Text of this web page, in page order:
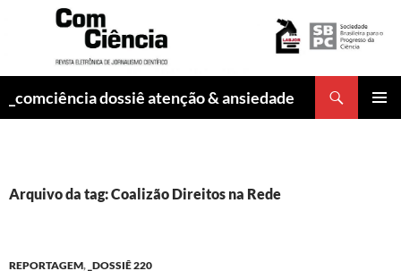
_comciência dossiê atenção & ansiedade
Arquivo da tag: Coalizão Direitos na Rede
REPORTAGEM, _DOSSIÊ 220